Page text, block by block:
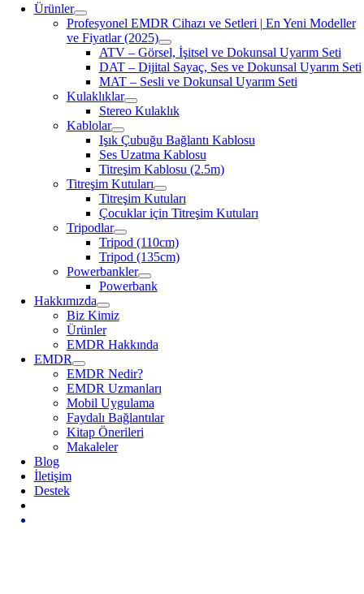
Ürünler
Profesyonel EMDR Cihazı ve Setleri | En Yeni Modeller
ve Fiyatlar (2025)
ATV – Görsel, İşitsel ve Dokunsal Uyarım Seti
DAT – Dijital Sayaç, Ses ve Dokunsal Uyarım Seti
MAT – Sesli ve Dokunsal Uyarım Seti
Kulaklıklar
Stereo Kulaklık
Kablolar
Işık Çubuğu Bağlantı Kablosu
Ses Uzatma Kablosu
Titreşim Kablosu (2.5m)
Titreşim Kutuları
Titreşim Kutuları
Çocuklar için Titreşim Kutuları
Tripodlar
Tripod (110cm)
Tripod (135cm)
Powerbankler
Powerbank
Hakkımızda
Biz Kimiz
Ürünler
EMDR Hakkında
EMDR
EMDR Nedir?
EMDR Uzmanları
Mobil Uygulama
Faydalı Bağlantılar
Kitap Önerileri
Makaleler
Blog
İletişim
Destek